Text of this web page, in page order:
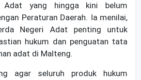
Adat yang hingga kini belum
Peraturan Daerah. Ia menilai,
Negeri Adat penting untuk
hukum dan penguatan tata
adat di Malteng.
agar seluruh produk hukum